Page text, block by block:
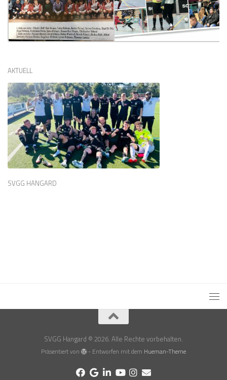
AKTUELL
SVGG HANGARD
SVGG Hangard © 2026. Alle Rechte vorbehalten.
Präsentiert von - Entworfen mit dem Hueman-Theme